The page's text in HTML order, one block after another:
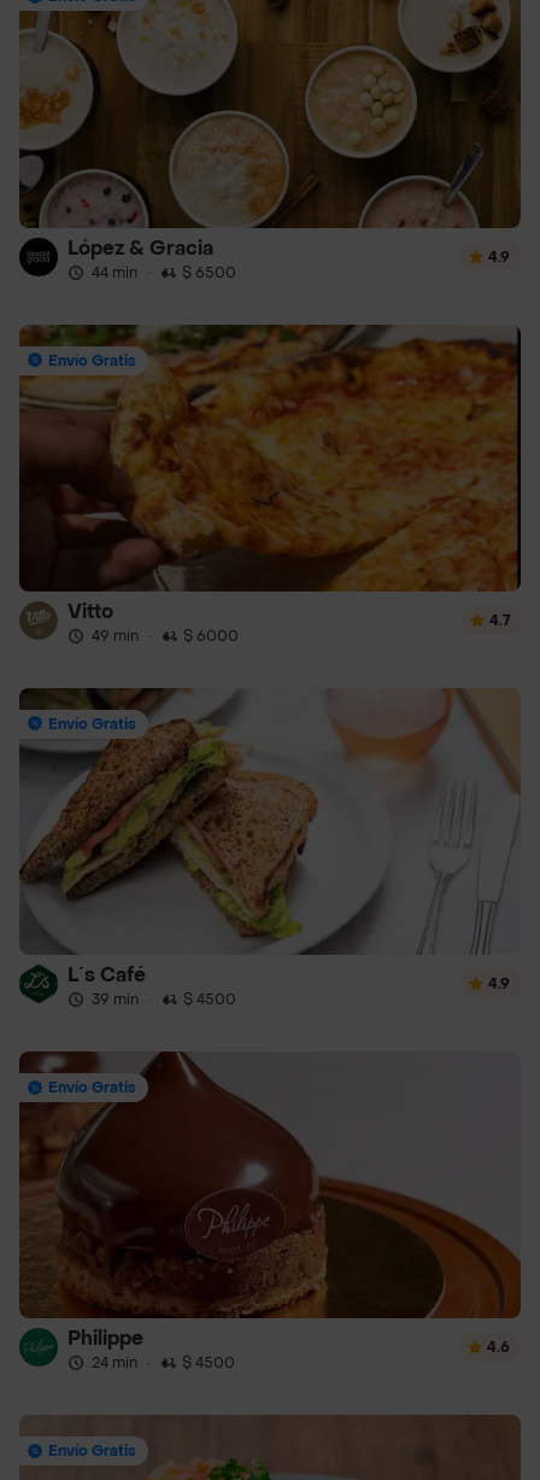
López & Gracia
44 min · $ 6500
4.9
Envío Gratis
Vitto
49 min · $ 6000
4.7
Envío Gratis
L´s Café
39 min · $ 4500
4.9
Envío Gratis
Philippe
24 min · $ 4500
4.6
Envío Gratis